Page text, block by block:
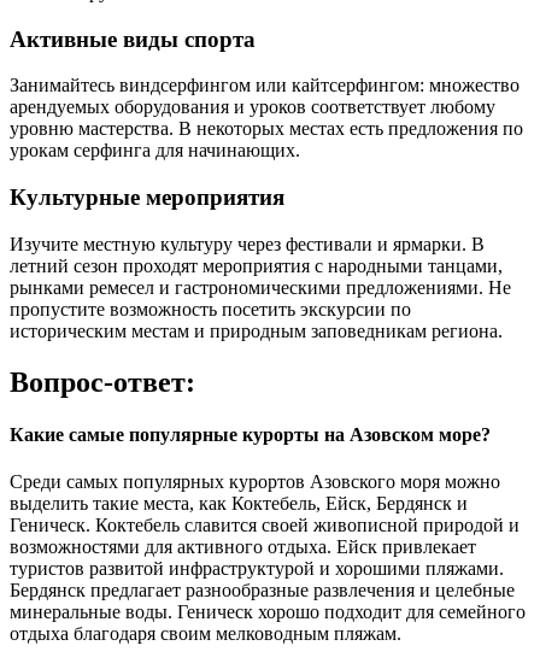
Активные виды спорта
Занимайтесь виндсерфингом или кайтсерфингом: множество
арендуемых оборудования и уроков соответствует любому
уровню мастерства. В некоторых местах есть предложения по
урокам серфинга для начинающих.
Культурные мероприятия
Изучите местную культуру через фестивали и ярмарки. В
летний сезон проходят мероприятия с народными танцами,
рынками ремесел и гастрономическими предложениями. Не
пропустите возможность посетить экскурсии по
историческим местам и природным заповедникам региона.
Вопрос-ответ:
Какие самые популярные курорты на Азовском море?
Среди самых популярных курортов Азовского моря можно
выделить такие места, как Коктебель, Ейск, Бердянск и
Геническ. Коктебель славится своей живописной природой и
возможностями для активного отдыха. Ейск привлекает
туристов развитой инфраструктурой и хорошими пляжами.
Бердянск предлагает разнообразные развлечения и целебные
минеральные воды. Геническ хорошо подходит для семейного
отдыха благодаря своим мелководным пляжам.